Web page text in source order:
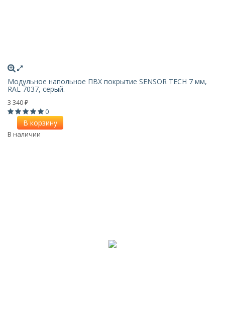
Модульное напольное ПВХ покрытие SENSOR TECH 7 мм,
RAL 7037, серый.
3 340 ₽
0
В корзину
В наличии